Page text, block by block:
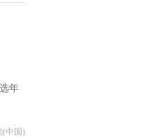
年
(中国)